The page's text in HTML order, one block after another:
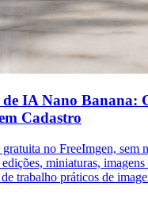
IA Nano Banana:
Cadastro
no FreeImgen, sem
miniaturas,
trabalho práticos de